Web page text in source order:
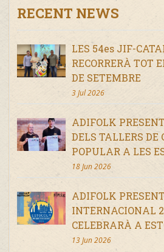
RECENT NEWS
LES 54es JIF-
RECORRERÀ TOT
DE SETEMBRE
3 Jul 2026
ADIFOLK
DELS TALLERS DE
POPULAR A LES
18 Jun 2026
ADIFOLK
INTERNACIONAL
CELEBRARÀ A
13 Jun 2026